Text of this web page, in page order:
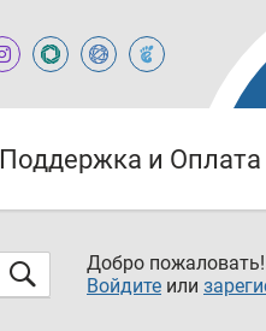
Поддержка и Оплата
Добро пожаловать!
Войдите или